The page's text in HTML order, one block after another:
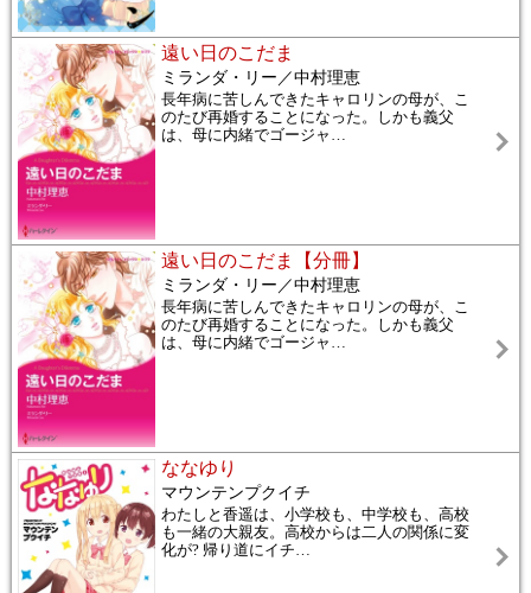
遠い日のこだま
ミランダ・リー／中村理恵
長年病に苦しんできたキャロリンの母が、こ
のたび再婚することになった。しかも義父
は、母に内緒でゴージャ …
遠い日のこだま【分冊】
ミランダ・リー／中村理恵
長年病に苦しんできたキャロリンの母が、こ
のたび再婚することになった。しかも義父
は、母に内緒でゴージャ …
ななゆり
マウンテンプクイチ
わたしと香遥は、小学校も、中学校も、高校
も一緒の大親友。高校からは二人の関係に変
化が? 帰り道にイチ…